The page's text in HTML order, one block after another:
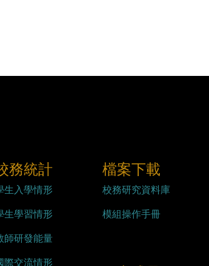
務統計
生入學情形
生學習情形
師研發能量
際交流情形
檔案下載
校務研究資料庫
模組操作手冊